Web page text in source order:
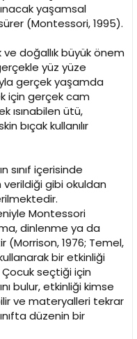
yaşamsal
(Montessori, 1995).
doğallık büyük önem
yüz yüze
gerçek yaşamda
için gerçek cam
ısınabilen ütü,
bıçak kullanılır
sınıf içerisinde
gibi okuldan
Montessori
dinlenme ya da
1976; Temel,
bir etkinliği
seçtiği için
bulur, etkinliği kimse
ve materyalleri tekrar
düzenin bir